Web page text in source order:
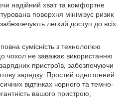
надійний хват та комфортне
поверхня мінімізує ризик
легкий доступ до всіх
сумісність з технологією
чохол не заважає використанню
пристроїв, забезпечуючи
зарядку. Простий однотонний
відтінках чорного та темно-
вашого пристрою,